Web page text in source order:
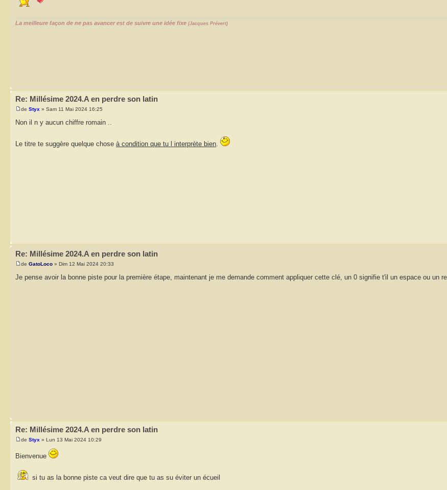
La meilleure façon de ne pas avancer est de suivre une idée fixe (Jacques Prévert)
Re: Millésime 2024.A en perdre son latin
de Styx » Sam 11 Mai 2024 16:25
Non il n y aucun chiffre romain ..
Le titre te suggère quelque chose à condition que tu l interprète bien
Re: Millésime 2024.A en perdre son latin
de GatoLoco » Dim 12 Mai 2024 20:33
Je pense avoir la bonne piste pour la première étape, maintenant je me demande comment appliquer cette clé, un 0 signifie t'il un espace ou un
Re: Millésime 2024.A en perdre son latin
de Styx » Lun 13 Mai 2024 10:29
Bienvenue
si tu as la bonne piste ca veut dire que tu as su éviter un écueil